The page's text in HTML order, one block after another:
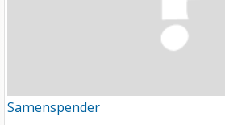
Samenspender